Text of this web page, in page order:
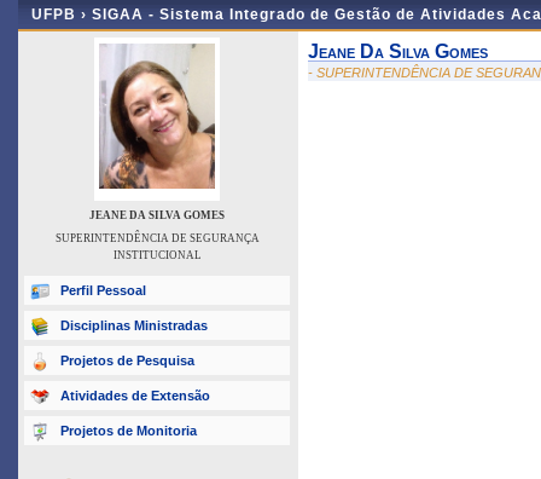
UFPB › SIGAA - Sistema Integrado de Gestão de Atividades
JEANE DA SILVA GOMES
SUPERINTENDÊNCIA DE SEGURANÇA
INSTITUCIONAL
Perfil Pessoal
Disciplinas Ministradas
Projetos de Pesquisa
Atividades de Extensão
Projetos de Monitoria
Jeane Da Silva Gomes
- SUPERINTENDÊNCIA DE